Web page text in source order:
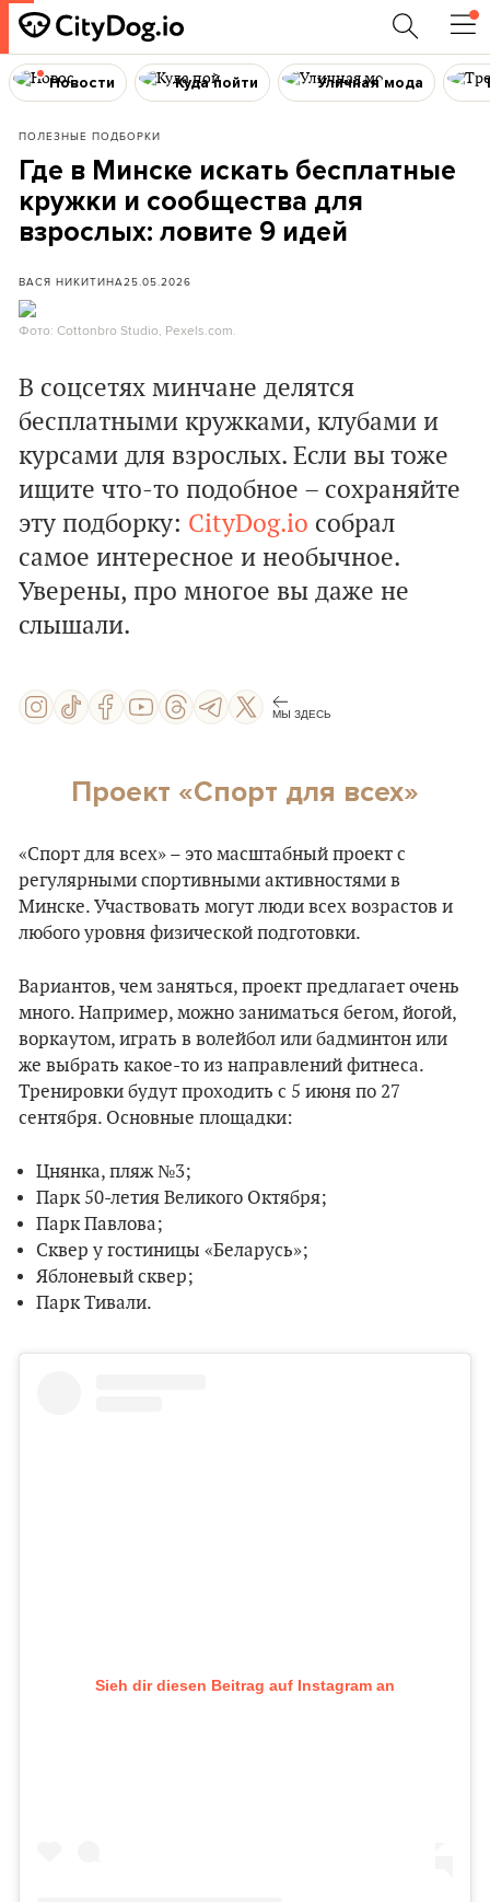
Новости Куда пойти Уличная мода
ПОЛЕЗНЫЕ ПОДБОРКИ
Где в Минске искать бесплатные
кружки и сообщества для
взрослых: ловите 9 идей
ВАСЯ НИКИТИНА25.05.2026
Фото: Cottonbro Studio, Pexels.com.
В соцсетях минчане делятся
бесплатными кружками, клубами и
курсами для взрослых. Если вы тоже
ищите что-то подобное – сохраняйте
эту подборку: CityDog.io собрал
самое интересное и необычное.
Уверены, про многое вы даже не
слышали.
МЫ ЗДЕСЬ
Проект «Спорт для всех»
«Спорт для всех» – это масштабный проект с
регулярными спортивными активностями в
Минске. Участвовать могут люди всех возрастов и
любого уровня физической подготовки.
Вариантов, чем заняться, проект предлагает очень
много. Например, можно заниматься бегом, йогой,
воркаутом, играть в волейбол или бадминтон или
же выбрать какое-то из направлений фитнеса.
Тренировки будут проходить с 5 июня по 27
сентября. Основные площадки:
Цнянка, пляж №3;
Парк 50-летия Великого Октября;
Парк Павлова;
Сквер у гостиницы «Беларусь»;
Яблоневый сквер;
Парк Тивали.
Sieh dir diesen Beitrag auf Instagram an